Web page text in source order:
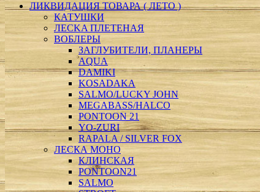
ЛИКВИДАЦИЯ ТОВАРА ( ЛЕТО )
КАТУШКИ
ЛECKA ПЛЕТЕНАЯ
ВОБЛЕРЫ
ЗАГЛУБИТЕЛИ, ПЛАНЕРЫ
AQUA
DAMIKI
KOSADAKA
SALMO/LUCKY JOHN
MEGABASS/HALCO
PONTOON 21
YO-ZURI
RAPALA / SILVER FOX
ЛЕСКА МОНО
КЛИНСКАЯ
PONTOON21
SALMO